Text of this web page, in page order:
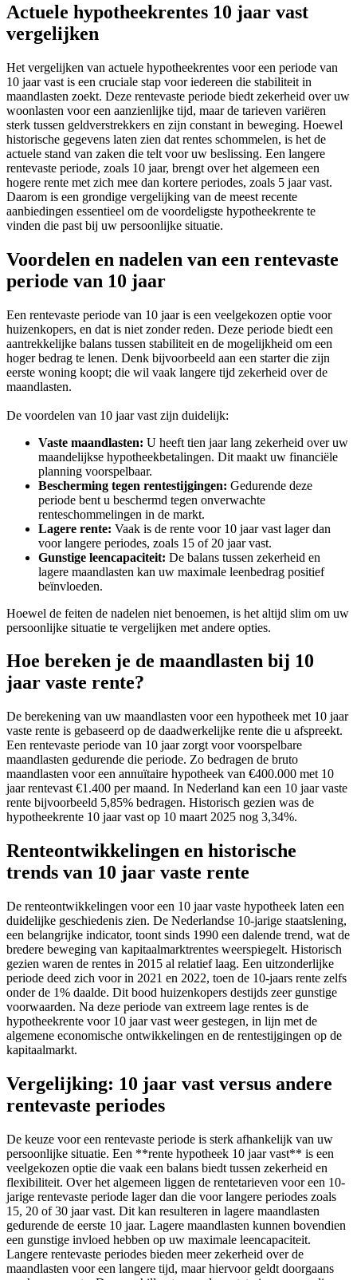
Actuele hypotheekrentes 10 jaar vast
vergelijken
Het vergelijken van actuele hypotheekrentes voor een periode van
10 jaar vast is een cruciale stap voor iedereen die stabiliteit in
maandlasten zoekt. Deze rentevaste periode biedt zekerheid over uw
woonlasten voor een aanzienlijke tijd, maar de tarieven variëren
sterk tussen geldverstrekkers en zijn constant in beweging. Hoewel
historische gegevens laten zien dat rentes schommelen, is het de
actuele stand van zaken die telt voor uw beslissing. Een langere
rentevaste periode, zoals 10 jaar, brengt over het algemeen een
hogere rente met zich mee dan kortere periodes, zoals 5 jaar vast.
Daarom is een grondige vergelijking van de meest recente
aanbiedingen essentieel om de voordeligste hypotheekrente te
vinden die past bij uw persoonlijke situatie.
Voordelen en nadelen van een rentevaste
periode van 10 jaar
Een rentevaste periode van 10 jaar is een veelgekozen optie voor
huizenkopers, en dat is niet zonder reden. Deze periode biedt een
aantrekkelijke balans tussen stabiliteit en de mogelijkheid om een
hoger bedrag te lenen. Denk bijvoorbeeld aan een starter die zijn
eerste woning koopt; die wil vaak langere tijd zekerheid over de
maandlasten.
De voordelen van 10 jaar vast zijn duidelijk:
Vaste maandlasten: U heeft tien jaar lang zekerheid over uw
maandelijkse hypotheekbetalingen. Dit maakt uw financiële
planning voorspelbaar.
Bescherming tegen rentestijgingen: Gedurende deze
periode bent u beschermd tegen onverwachte
renteschommelingen in de markt.
Lagere rente: Vaak is de rente voor 10 jaar vast lager dan
voor langere periodes, zoals 15 of 20 jaar vast.
Gunstige leencapaciteit: De balans tussen zekerheid en
lagere maandlasten kan uw maximale leenbedrag positief
beïnvloeden.
Hoewel de feiten de nadelen niet benoemen, is het altijd slim om uw
persoonlijke situatie te vergelijken met andere opties.
Hoe bereken je de maandlasten bij 10
jaar vaste rente?
De berekening van uw maandlasten voor een hypotheek met 10 jaar
vaste rente is gebaseerd op de daadwerkelijke rente die u afspreekt.
Een rentevaste periode van 10 jaar zorgt voor voorspelbare
maandlasten gedurende die periode. Zo bedragen de bruto
maandlasten voor een annuïtaire hypotheek van €400.000 met 10
jaar rentevast €1.400 per maand. In Nederland kan een 10 jaar vaste
rente bijvoorbeeld 5,85% bedragen. Historisch gezien was de
hypotheekrente 10 jaar vast op 10 maart 2025 nog 3,34%.
Renteontwikkelingen en historische
trends van 10 jaar vaste rente
De renteontwikkelingen voor een 10 jaar vaste hypotheek laten een
duidelijke geschiedenis zien. De Nederlandse 10-jarige staatslening,
een belangrijke indicator, toont sinds 1990 een dalende trend, wat de
bredere beweging van kapitaalmarktrentes weerspiegelt. Historisch
gezien waren de rentes in 2015 al relatief laag. Een uitzonderlijke
periode deed zich voor in 2021 en 2022, toen de 10-jaars rente zelfs
onder de 1% daalde. Dit bood huizenkopers destijds zeer gunstige
voorwaarden. Na deze periode van extreem lage rentes is de
hypotheekrente voor 10 jaar vast weer gestegen, in lijn met de
algemene economische ontwikkelingen en de rentestijgingen op de
kapitaalmarkt.
Vergelijking: 10 jaar vast versus andere
rentevaste periodes
De keuze voor een rentevaste periode is sterk afhankelijk van uw
persoonlijke situatie. Een **rente hypotheek 10 jaar vast** is een
veelgekozen optie die vaak een balans biedt tussen zekerheid en
flexibiliteit. Over het algemeen liggen de rentetarieven voor een 10-
jarige rentevaste periode lager dan die voor langere periodes zoals
15, 20 of 30 jaar vast. Dit kan resulteren in lagere maandlasten
gedurende de eerste 10 jaar. Lagere maandlasten kunnen bovendien
een gunstige invloed hebben op uw maximale leencapaciteit.
Langere rentevaste periodes bieden meer zekerheid over de
maandlasten voor een langere tijd, maar hiervoor geldt doorgaans